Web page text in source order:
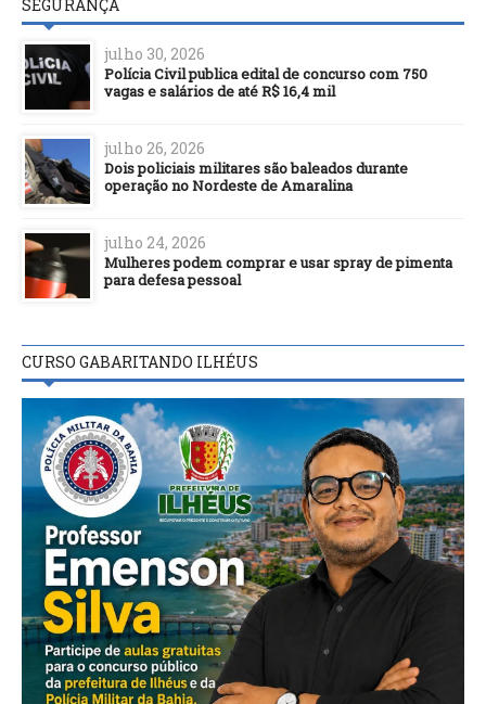
SEGURANÇA
julho 30, 2026
Polícia Civil publica edital de concurso com 750
vagas e salários de até R$ 16,4 mil
julho 26, 2026
Dois policiais militares são baleados durante
operação no Nordeste de Amaralina
julho 24, 2026
Mulheres podem comprar e usar spray de pimenta
para defesa pessoal
CURSO GABARITANDO ILHÉUS